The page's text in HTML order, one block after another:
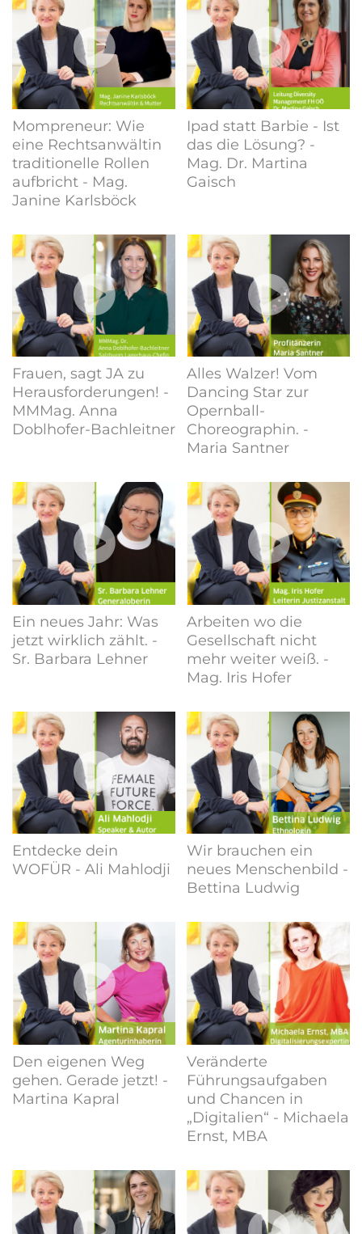
Mompreneur: Wie
eine Rechtsanwältin
traditionelle Rollen
aufbricht - Mag.
Janine Karlsböck
Ipad statt Barbie - Ist
das die Lösung? -
Mag. Dr. Martina
Gaisch
Frauen, sagt JA zu
Herausforderungen! -
MMMag. Anna
Doblhofer-Bachleitner
Alles Walzer! Vom
Dancing Star zur
Opernball-
Choreographin. -
Maria Santner
Ein neues Jahr: Was
jetzt wirklich zählt. -
Sr. Barbara Lehner
Arbeiten wo die
Gesellschaft nicht
mehr weiter weiß. -
Mag. Iris Hofer
Entdecke dein
WOFÜR - Ali Mahlodji
Wir brauchen ein
neues Menschenbild -
Bettina Ludwig
Den eigenen Weg
gehen. Gerade jetzt! -
Martina Kapral
Veränderte
Führungsaufgaben
und Chancen in
„Digitalien“ - Michaela
Ernst, MBA